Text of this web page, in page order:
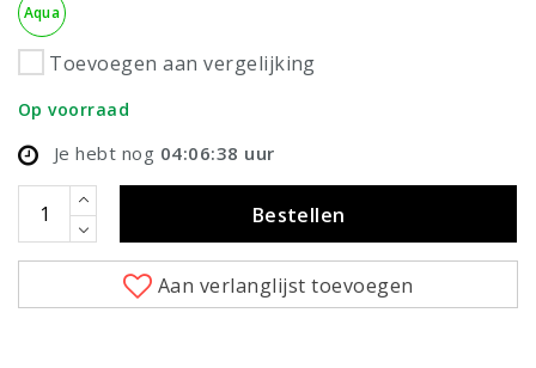
Aqua
Toevoegen aan vergelijking
Op voorraad
Je hebt nog 04:06:37 uur
Bestellen
Aan verlanglijst toevoegen